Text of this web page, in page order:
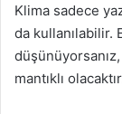
Klima sadece
da kullanılabilir.
mantıklı